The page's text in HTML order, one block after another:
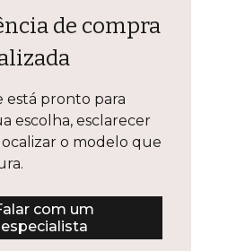
de compra
está pronto para
escolha, esclarecer
o modelo que
com um
especialista